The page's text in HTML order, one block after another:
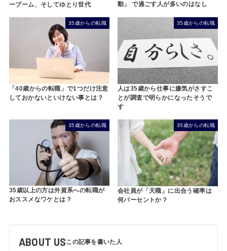
ーブーム、そしてゆとり世代
動」 で過ごす人が多いのはなし
35歳からの転職
「40歳からの転職」で1つだけ注意
しておかないといけない事とは？
35歳からの転職
人は35歳から仕事に嫌気がさすこ
とが調査で明らかになったそうで
す
35歳からの転職
35歳以上の方は外資系への転職が
おススメなワケとは？
35歳からの転職
会社員が「天職」に出合う確率は
何パーセントか？
ABOUT US